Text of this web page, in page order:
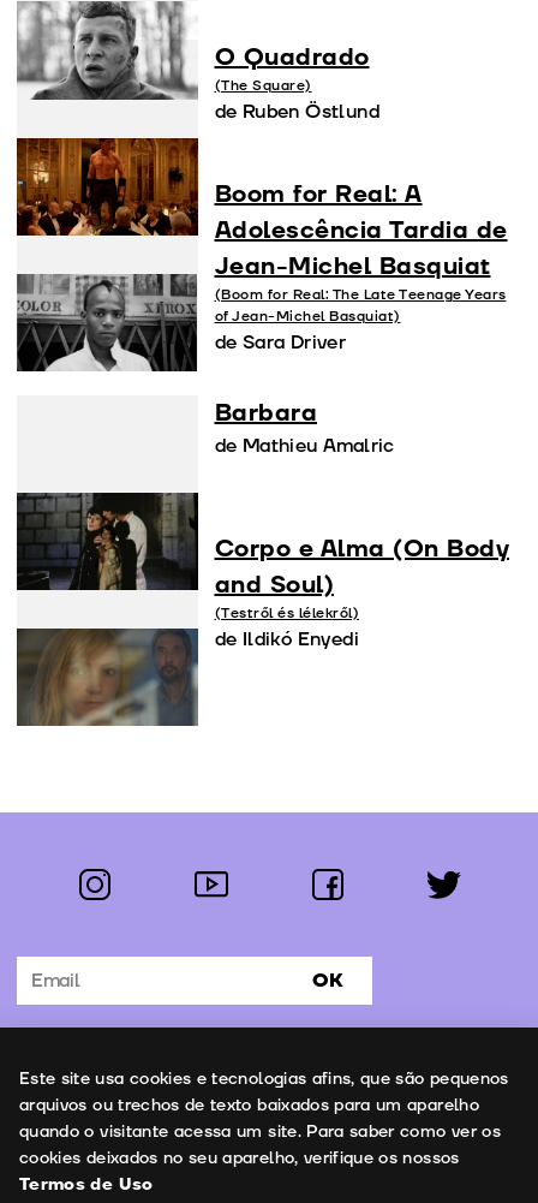
O Quadrado
(The Square)
de Ruben Östlund
Boom for Real: A
Adolescência Tardia de
Jean-Michel Basquiat
(Boom for Real: The Late Teenage Years
of Jean-Michel Basquiat)
de Sara Driver
Barbara
de Mathieu Amalric
Corpo e Alma (On Body
and Soul)
(Testről és lélekről)
de Ildikó Enyedi
Segue-nos:
instagram youtube facebook twitter
Subscrever Newsletter OK
Contactos
Este site usa cookies e tecnologias afins, que são pequenos
arquivos ou trechos de texto baixados para um aparelho
quando o visitante acessa um site. Para saber como ver os
cookies deixados no seu aparelho, verifique os nossos
Termos de Uso